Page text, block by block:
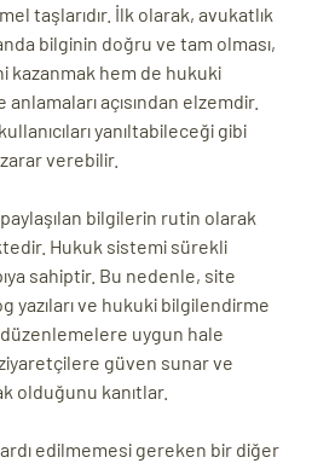
taşlarıdır. İlk olarak, avukatlık
bilginin doğru ve tam olması,
kazanmak hem de hukuki
açısından elzemdir.
yanıltabileceği gibi
verebilir.
bilgilerin rutin olarak
Hukuk sistemi sürekli
sahiptir. Bu nedenle, site
yazıları ve hukuki bilgilendirme
uygun hale
güven sunar ve
olduğunu kanıtlar.
edilmemesi gereken bir diğer